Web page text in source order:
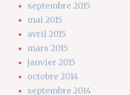
septembre 2015
mai 2015
avril 2015
mars 2015
janvier 2015
octobre 2014
septembre 2014